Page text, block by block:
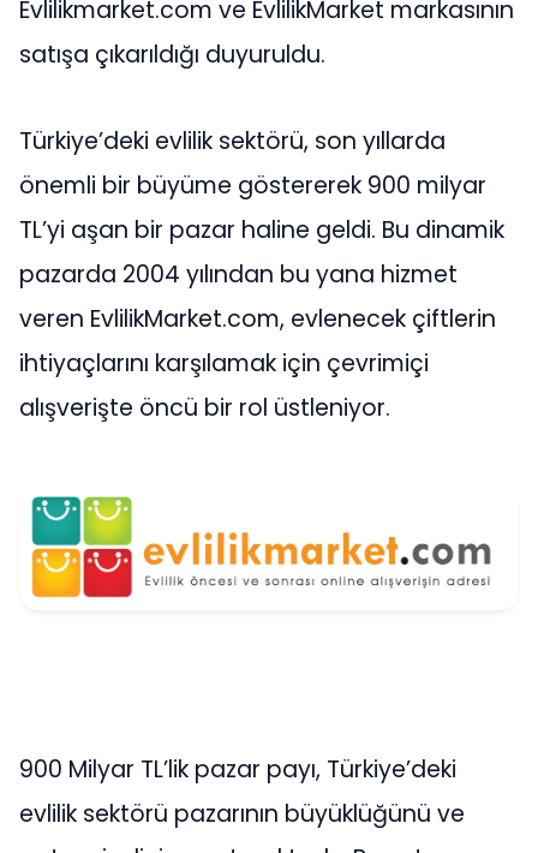
Evlilikmarket.com ve EvlilikMarket markasının
satışa çıkarıldığı duyuruldu.
Türkiye’deki evlilik sektörü, son yıllarda
önemli bir büyüme göstererek 900 milyar
TL’yi aşan bir pazar haline geldi. Bu dinamik
pazarda 2004 yılından bu yana hizmet
veren EvlilikMarket.com, evlenecek çiftlerin
ihtiyaçlarını karşılamak için çevrimiçi
alışverişte öncü bir rol üstleniyor.
900 Milyar TL’lik pazar payı, Türkiye’deki
evlilik sektörü pazarının büyüklüğünü ve